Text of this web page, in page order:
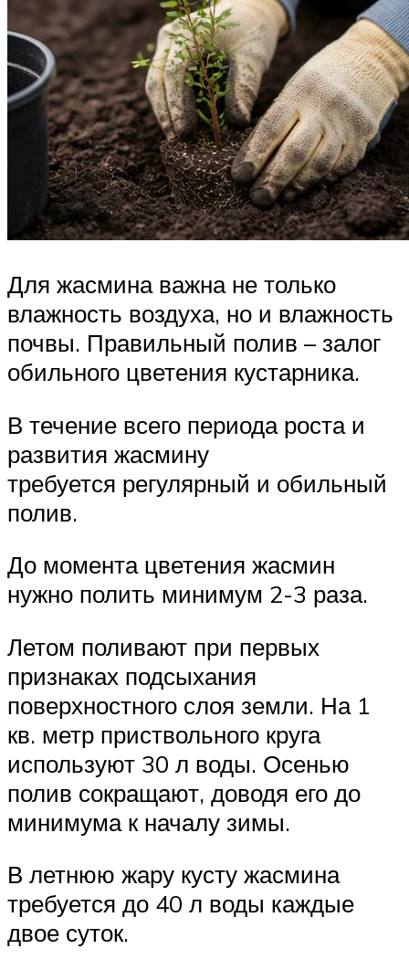
Для жасмина важна не только
влажность воздуха, но и влажность
почвы. Правильный полив – залог
обильного цветения кустарника.
В течение всего периода роста и
развития жасмину
требуется регулярный и обильный
полив.
До момента цветения жасмин
нужно полить минимум 2-3 раза.
Летом поливают при первых
признаках подсыхания
поверхностного слоя земли. На 1
кв. метр приствольного круга
используют 30 л воды. Осенью
полив сокращают, доводя его до
минимума к началу зимы.
В летнюю жару кусту жасмина
требуется до 40 л воды каждые
двое суток.